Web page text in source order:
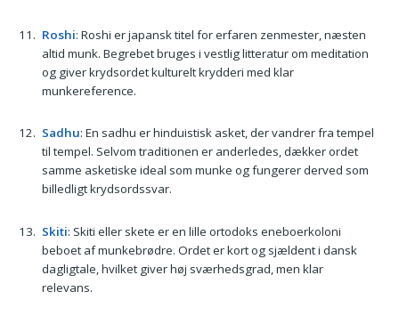
Roshi: Roshi er japansk titel for erfaren zenmester, næsten
altid munk. Begrebet bruges i vestlig litteratur om meditation
og giver krydsordet kulturelt krydderi med klar
munkereference.
Sadhu: En sadhu er hinduistisk asket, der vandrer fra tempel
til tempel. Selvom traditionen er anderledes, dækker ordet
samme asketiske ideal som munke og fungerer derved som
billedligt krydsordssvar.
Skiti: Skiti eller skete er en lille ortodoks eneboerkoloni
beboet af munkebrødre. Ordet er kort og sjældent i dansk
dagligtale, hvilket giver høj sværhedsgrad, men klar
relevans.